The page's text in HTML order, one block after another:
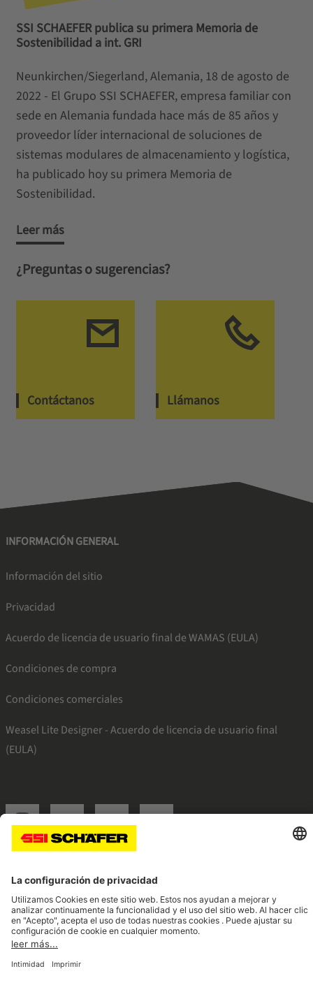
SSI SCHAEFER publica su primera Memoria de
Sostenibilidad a int. GRI
Neunkirchen/Siegerland, Alemania, 18 de agosto de
2022 - El Grupo SSI SCHAEFER, empresa familiar con
sede en Alemania fundada hace más de 85 años y
proveedor líder internacional de soluciones de
sistemas modulares de almacenamiento y logística,
ha publicado hoy su primera Memoria de
Sostenibilidad.
Leer más
¿Preguntas o sugerencias?
Contáctanos Llámanos
INFORMACIÓN GENERAL
Información del sitio
Privacidad
Acuerdo de licencia de usuario final de WAMAS (EULA)
Condiciones de compra
Condiciones comerciales
Weasel Lite Designer - Acuerdo de licencia de usuario final
(EULA)
SSI instagramSSI linkedinSSI facebook
Navigate to home page